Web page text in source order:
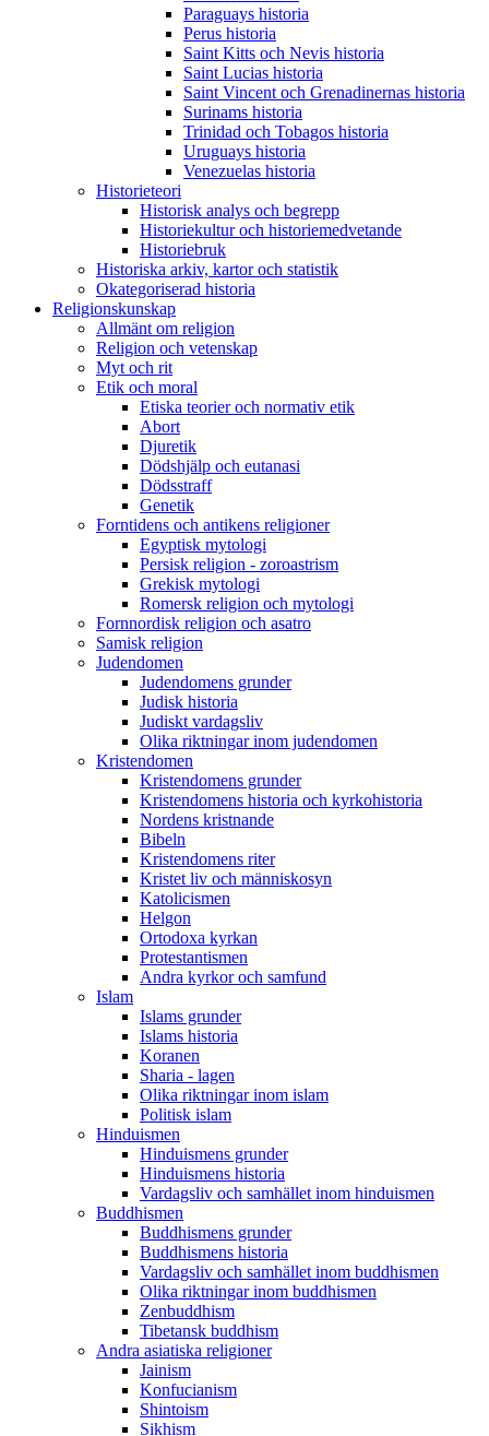
Paraguays historia
Perus historia
Saint Kitts och Nevis historia
Saint Lucias historia
Saint Vincent och Grenadinernas historia
Surinams historia
Trinidad och Tobagos historia
Uruguays historia
Venezuelas historia
Historieteori
Historisk analys och begrepp
Historiekultur och historiemedvetande
Historiebruk
Historiska arkiv, kartor och statistik
Okategoriserad historia
Religionskunskap
Allmänt om religion
Religion och vetenskap
Myt och rit
Etik och moral
Etiska teorier och normativ etik
Abort
Djuretik
Dödshjälp och eutanasi
Dödsstraff
Genetik
Forntidens och antikens religioner
Egyptisk mytologi
Persisk religion - zoroastrism
Grekisk mytologi
Romersk religion och mytologi
Fornnordisk religion och asatro
Samisk religion
Judendomen
Judendomens grunder
Judisk historia
Judiskt vardagsliv
Olika riktningar inom judendomen
Kristendomen
Kristendomens grunder
Kristendomens historia och kyrkohistoria
Nordens kristnande
Bibeln
Kristendomens riter
Kristet liv och människosyn
Katolicismen
Helgon
Ortodoxa kyrkan
Protestantismen
Andra kyrkor och samfund
Islam
Islams grunder
Islams historia
Koranen
Sharia - lagen
Olika riktningar inom islam
Politisk islam
Hinduismen
Hinduismens grunder
Hinduismens historia
Vardagsliv och samhället inom hinduismen
Buddhismen
Buddhismens grunder
Buddhismens historia
Vardagsliv och samhället inom buddhismen
Olika riktningar inom buddhismen
Zenbuddhism
Tibetansk buddhism
Andra asiatiska religioner
Jainism
Konfucianism
Shintoism
Sikhism